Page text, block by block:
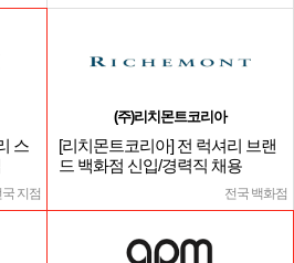
스
국 지점
(주)리치몬트코리아
[리치몬트코리아] 전 럭셔리 브랜
드 백화점 신입/경력직 채용
전국 백화점